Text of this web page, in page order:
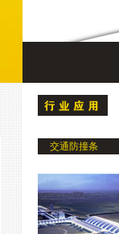
交通防撞条